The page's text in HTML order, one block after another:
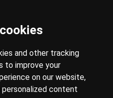
and other tracking
to improve your
on our website,
content